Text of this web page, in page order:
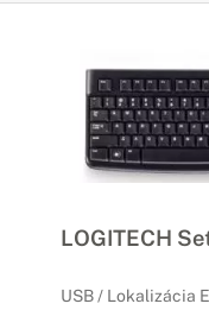
LOGITECH
USB / Lokalizácia